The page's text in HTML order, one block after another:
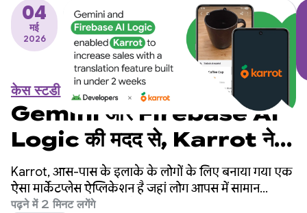
04
मई
2026
केस स्टडी
Gemini और Firebase AI
Logic की मदद से, Karrot ने दो
हफ़्तों से भी कम समय में अनुवाद की
सुविधा तैयार की और बिक्री बढ़ाई
Karrot, आस-पास के इलाके के लोगों के लिए बनाया गया एक
ऐसा मार्केटप्लेस ऐप्लिकेशन है जहां लोग आपस में सामान
खरीदते, बेचते, और बदलते हैं. इस ऐप्लिकेशन पर, पुष्टि किए गए
पढ़ने में 2 मिनट लगेंगे